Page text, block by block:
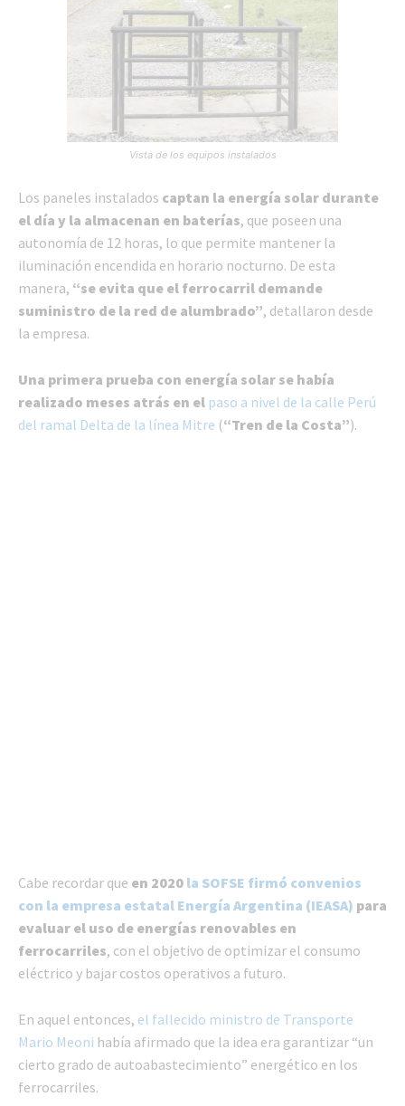
Vista de los equipos instalados
Los paneles instalados captan la energía solar durante
el día y la almacenan en baterías, que poseen una
autonomía de 12 horas, lo que permite mantener la
iluminación encendida en horario nocturno. De esta
manera, “se evita que el ferrocarril demande
suministro de la red de alumbrado”, detallaron desde
la empresa.
Una primera prueba con energía solar se había
realizado meses atrás en el paso a nivel de la calle Perú
del ramal Delta de la línea Mitre (“Tren de la Costa”).
Cabe recordar que en 2020 la SOFSE firmó convenios
con la empresa estatal Energía Argentina (IEASA) para
evaluar el uso de energías renovables en
ferrocarriles, con el objetivo de optimizar el consumo
eléctrico y bajar costos operativos a futuro.
En aquel entonces, el fallecido ministro de Transporte
Mario Meoni había afirmado que la idea era garantizar “un
cierto grado de autoabastecimiento” energético en los
ferrocarriles.